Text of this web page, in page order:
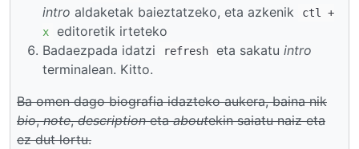
intro aldaketak baieztatzeko, eta azkenik
ctl +
x
editoretik irteteko
Badaezpada idatzi
refresh eta sakatu intro
terminalean. Kitto.
Ba omen dago biografia idazteko aukera, baina nik
bio,note,descriptionetaaboutekin saiatu naiz eta
ez dut lortu.